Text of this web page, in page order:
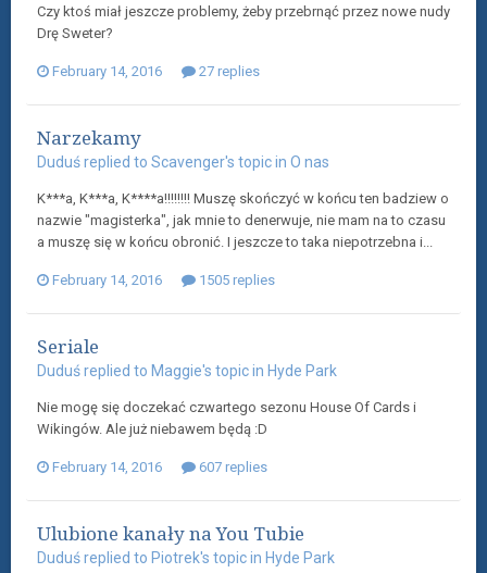
Czy ktoś miał jeszcze problemy, żeby przebrnąć przez nowe nudy
Drę Sweter?
February 14, 2016 27 replies
Narzekamy
Duduśreplied to Scavenger's topic in O nas
K***a, K***a, K****a!!!!!!!! Muszę skończyć w końcu ten badziew o
nazwie "magisterka", jak mnie to denerwuje, nie mam na to czasu
a muszę się w końcu obronić. I jeszcze to taka niepotrzebna i...
February 14, 2016 1505 replies
Seriale
Duduśreplied to Maggie's topic in Hyde Park
Nie mogę się doczekać czwartego sezonu House Of Cards i
Wikingów. Ale już niebawem będą :D
February 14, 2016 607 replies
Ulubione kanały na You Tubie
Duduśreplied to Piotrek's topic in Hyde Park